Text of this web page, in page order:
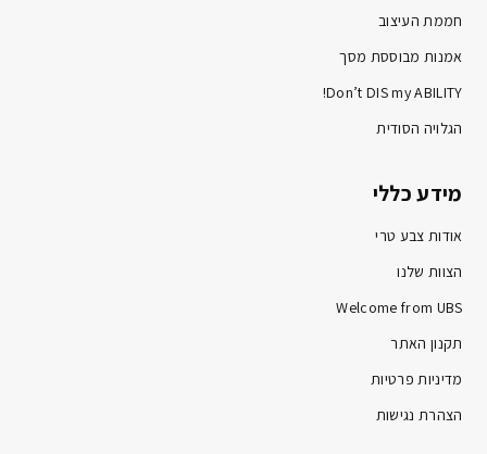
חממת העיצוב
אמנות מבוססת מסך
Don’t DIS my ABILITY!
הגלויה הסודית
מידע כללי
אודות צבע טרי
הצוות שלנו
Welcome from UBS
תקנון האתר
מדיניות פרטיות
הצהרת נגישות